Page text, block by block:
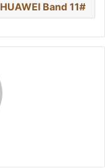
HUAWEI Band 11